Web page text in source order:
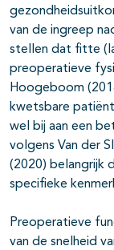
van de ingreep
stellen dat fitte
preoperatieve
Hoogeboom
kwetsbare
wel bij aan een
volgens Van der
(2020) belangrijk
specifieke
Preoperatieve
van de snelheid